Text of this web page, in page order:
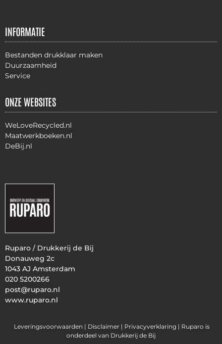
INFORMATIE
Bestanden drukklaar maken
Duurzaamheid
Service
ONZE WEBSITES
WeLoveRecycled.nl
Maatwerkboeken.nl
DeBij.nl
Ruparo / Drukkerij de Bij
Donauweg 2c
1043 AJ Amsterdam
020 5200266
post@ruparo.nl
www.ruparo.nl
Leveringsvoorwaarden | Disclaimer | Privacyverklaring | Ruparo is
onderdeel van Drukkerij de Bij